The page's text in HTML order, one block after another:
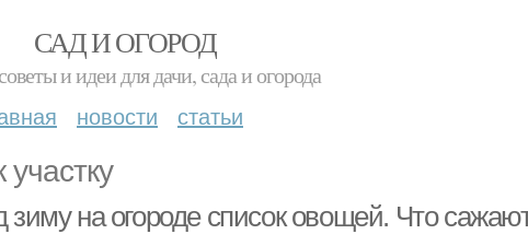
САД И ОГОРОД
и идеи для дачи, сада и огорода
новости статьи
зиму на огороде список овощей. Что